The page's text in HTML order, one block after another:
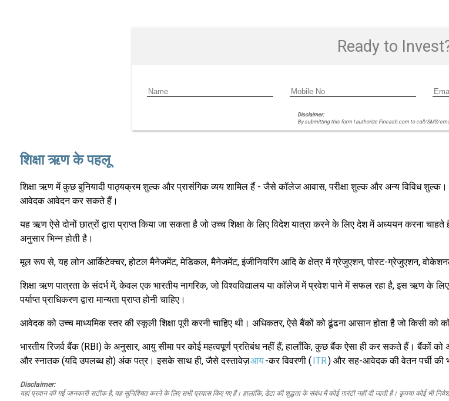
Ready to
Disclaimer:
By submitting this form I authorize Fincash.com to call/SMS/
शिक्षा ऋण के पहलू
शिक्षा ऋण में कुछ बुनियादी पाठ्यक्रम शुल्क और प्रासंगिक व्यय शामिल हैं - जैसे कॉलेज आवास, परीक्षा शुल्क और अन्य विविध
आवेदक आवेदन कर सकते हैं।
यह ऋण ऐसे दोनों छात्रों द्वारा प्राप्त किया जा सकता है जो उच्च शिक्षा के लिए विदेश यात्रा करने के लिए देश में अध्ययन करना
अनुसार भिन्न होती है।
मूल रूप से, यह लोन आर्किटेक्चर, होटल मैनेजमेंट, मेडिकल, मैनेजमेंट, इंजीनियरिंग आदि के क्षेत्र में ग्रेजुएशन, पोस्ट-ग्रेजुएशन, वोकेशनल
शिक्षा ऋण पात्रता के संदर्भ में, केवल एक भारतीय नागरिक, जो विश्वविद्यालय या कॉलेज में प्रवेश पाने में सफल रहा है, इस ऋण के
पर्याप्त प्राधिकरण द्वारा मान्यता प्राप्त होनी चाहिए।
आवेदक को उच्च माध्यमिक स्तर की स्कूली शिक्षा पूरी करनी चाहिए थी। अधिकतर, ऐसे बैंकों को ढूंढना आसान होता है जो किसी को
भारतीय रिजर्व बैंक (RBI) के अनुसार, आयु सीमा पर कोई महत्वपूर्ण प्रतिबंध नहीं हैं; हालाँकि, कुछ बैंक ऐसा ही कर सकते हैं। बैंकों
और स्नातक (यदि उपलब्ध हो) अंक पत्र। इसके साथ ही, जैसे दस्तावेज़आय-कर विवरणी ( ITR) और सह-आवेदक की वेतन पर्ची की
Disclaimer:
यहां प्रदान की गई जानकारी सटीक है, यह सुनिश्चित करने के लिए सभी प्रयास किए गए हैं। हालांकि, डेटा की शुद्धता के संबंध में कोई गारंटी नहीं दी जाती है। कृपया कोई भी